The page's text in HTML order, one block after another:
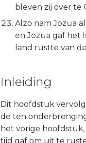
bleven zij over te
Alzo nam Jozua
en Jozua gaf het
land rustte van
Inleiding
Dit hoofdstuk
de ten
het vorige
tijd gaf om uit te